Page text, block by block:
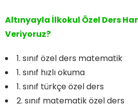
Altınyayla İlkokul Özel Ders
Veriyoruz?
1. sınıf özel ders matematik
1. sınıf hızlı okuma
1. sınıf türkçe özel ders
2. sınıf matematik özel ders